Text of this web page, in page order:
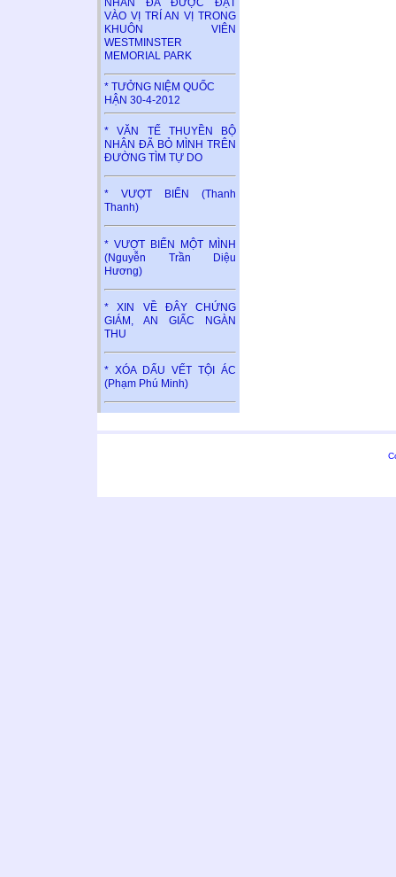
VÀO VỊ TRÍ AN VỊ TRONG
KHUÔN VIÊN
WESTMINSTER
MEMORIAL PARK
* TƯỞNG NIỆM QUỐC
HẬN 30-4-2012
* VĂN TẾ THUYỀN BỘ
NHÂN ĐÃ BỎ MÌNH TRÊN
ĐƯỜNG TÌM TỰ DO
* VƯỢT BIỂN (Thanh
Thanh)
* VƯỢT BIỂN MỘT MÌNH
(Nguyễn Trần Diệu
Hương)
* XIN VỀ ĐÂY CHỨNG
GIÁM, AN GIẤC NGÀN
THU
* XÓA DẤU VẾT TỘI ÁC
(Phạm Phú Minh)